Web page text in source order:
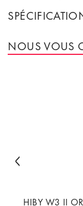
NOUS VOUS
HIBY W3 II